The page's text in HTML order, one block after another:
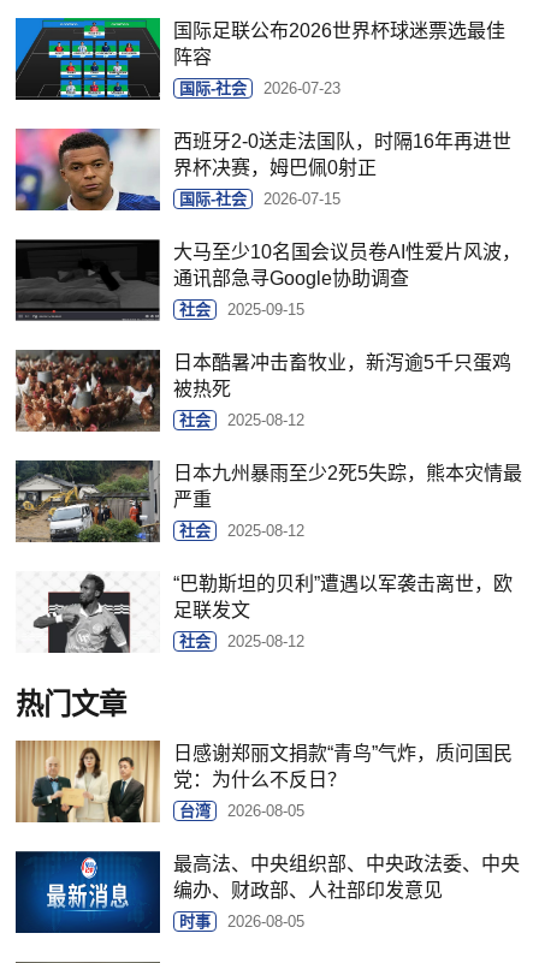
国际足联公布2026世界杯球迷票选最佳
阵容
国际-社会 2026-07-23
西班牙2-0送走法国队，时隔16年再进世
界杯决赛，姆巴佩0射正
国际-社会 2026-07-15
大马至少10名国会议员卷AI性爱片风波，
通讯部急寻Google协助调查
社会 2025-09-15
日本酷暑冲击畜牧业，新泻逾5千只蛋鸡
被热死
社会 2025-08-12
日本九州暴雨至少2死5失踪，熊本灾情最
严重
社会 2025-08-12
“巴勒斯坦的贝利”遭遇以军袭击离世，欧
足联发文
社会 2025-08-12
热门文章
日感谢郑丽文捐款“青鸟”气炸，质问国民
党：为什么不反日？
台湾 2026-08-05
最高法、中央组织部、中央政法委、中央
编办、财政部、人社部印发意见
时事 2026-08-05